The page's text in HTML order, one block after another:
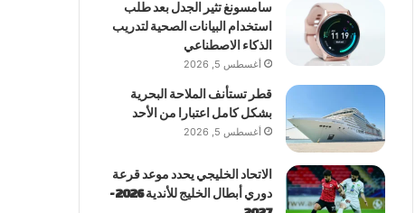
سامسونغ تثير الجدل بعد طلب
استخدام البيانات الصحية لتدريب
الذكاء الاصطناعي
أغسطس 5, 2026
قطر تستأنف الملاحة البحرية
بشكل كامل اعتبارا من الأحد
أغسطس 5, 2026
الاتحاد الخليجي يحدد موعد قرعة
دوري أبطال الخليج للأندية 2026-